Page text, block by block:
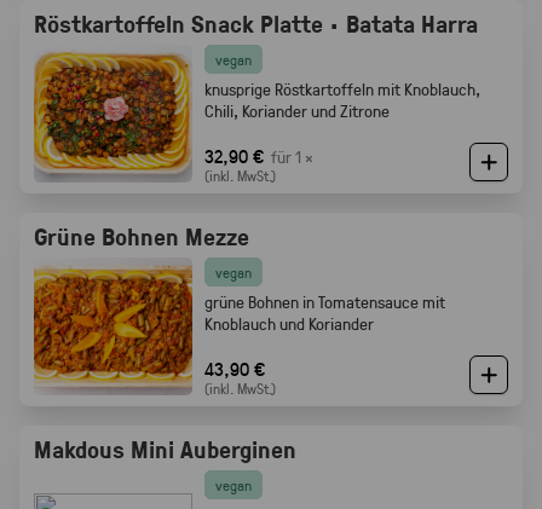
Röstkartoffeln Snack Platte · Batata Harra
vegan
knusprige Röstkartoffeln mit Knoblauch,
Chili, Koriander und Zitrone
32,90 € für 1 ×
(inkl. MwSt.)
Grüne Bohnen Mezze
vegan
grüne Bohnen in Tomatensauce mit
Knoblauch und Koriander
43,90 €
(inkl. MwSt.)
Makdous Mini Auberginen
vegan